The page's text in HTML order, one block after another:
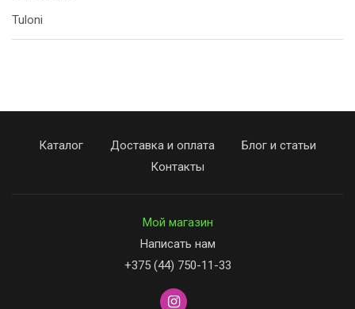
Tuloni
Каталог Доставка и оплата
Блог и статьи
Контакты
Мой магазин
Написать нам
+375 (44) 750-11-33